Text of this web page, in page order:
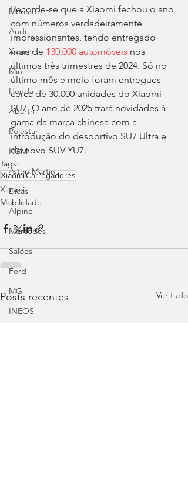
Mercado
Audi
Xiaomi
Mini
Honda
Abarth
Polestar
KGM
Aston Martin
Dicas
Alpine
Mercedes
Salões
Ford
MG
INEOS
Recorde-se que a Xiaomi fechou o ano
com números verdadeiramente
impressionantes, tendo entregado
mais de 130.000 automóveis nos
últimos três trimestres de 2024. Só no
último mês e meio foram entregues
cerca de 30.000 unidades do Xiaomi
SU7. O ano de 2025 trará novidades à
gama da marca chinesa com a
introdução do desportivo SU7 Ultra e
do novo SUV YU7.
Tags:
XiaomiCarregadores
Xiaomi
Mobilidade
Posts recentes Ver tudo